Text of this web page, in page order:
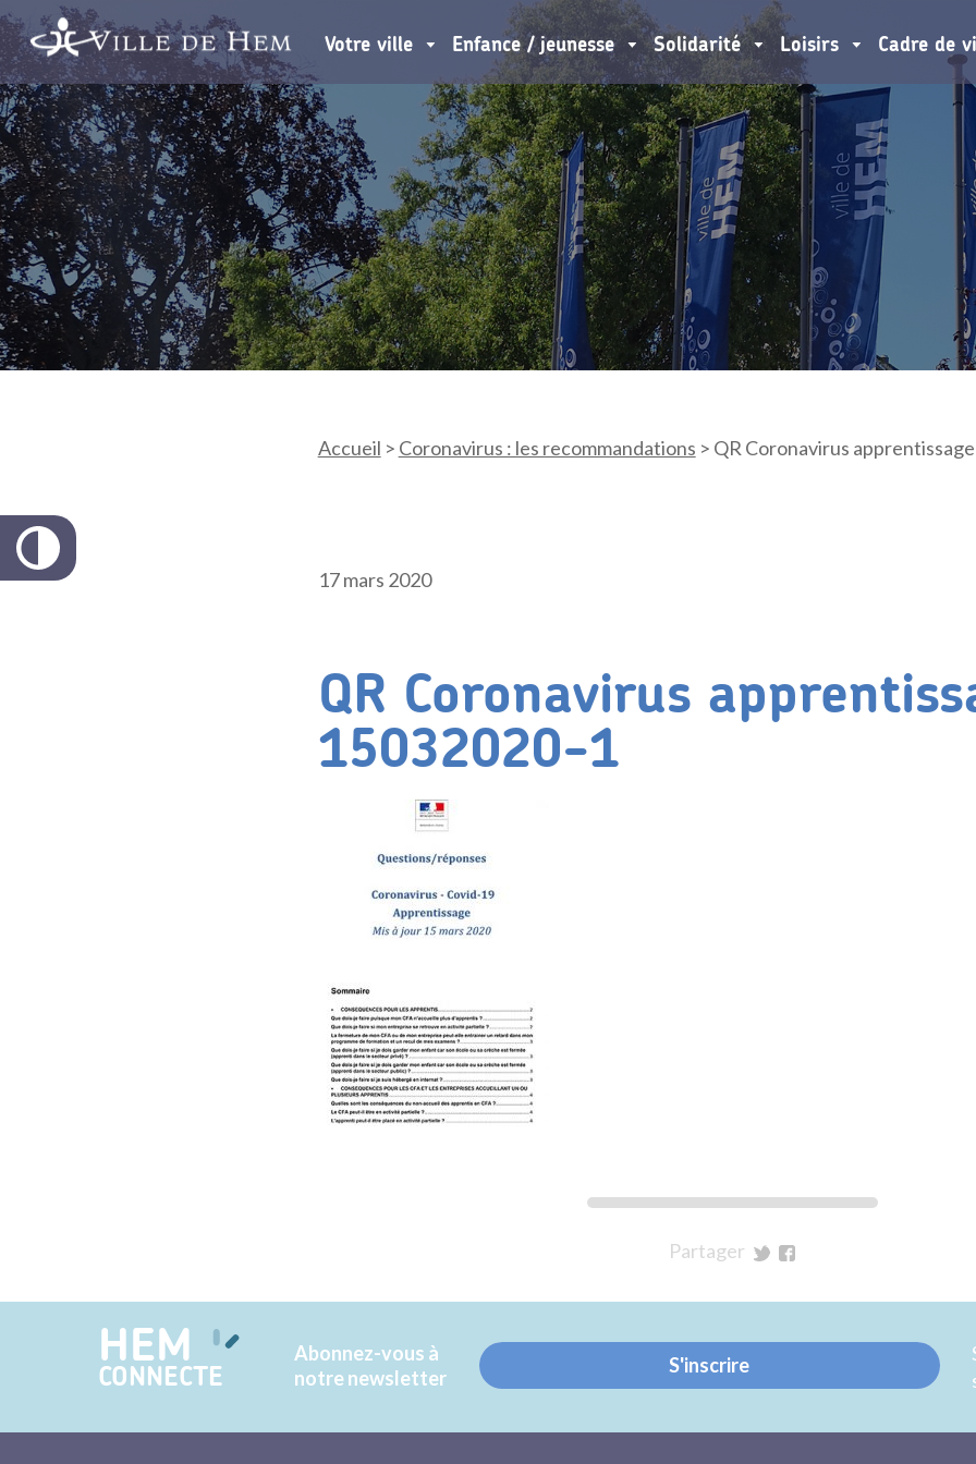
Votre ville Enfance / jeunesse Solidarité Loisirs Cadre de
Accueil > Coronavirus : les recommandations > QR Coronavirus
17 mars 2020
QR Coronavirus
15032020-1
Partager
Twitter
Facebook
HEM
CONNECTE
Abonnez-vous à
notre newsletter
S'inscrire